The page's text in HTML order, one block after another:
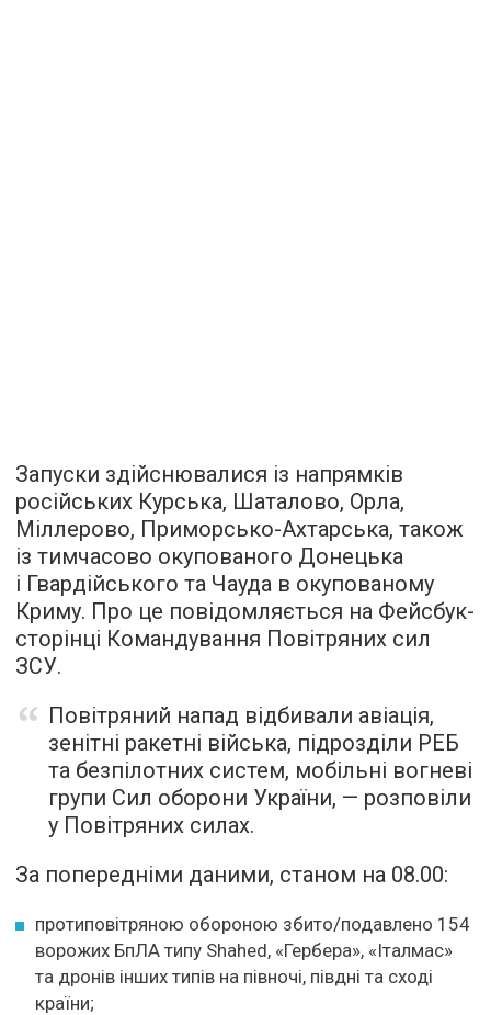
Запуски здійснювалися із напрямків
російських Курська, Шаталово, Орла,
Міллерово, Приморсько-Ахтарська, також
із тимчасово окупованого Донецька
і Гвардійського та Чауда в окупованому
Криму. Про це повідомляється на Фейсбук-
сторінці Командування Повітряних сил
ЗСУ.
Повітряний напад відбивали авіація,
зенітні ракетні війська, підрозділи РЕБ
та безпілотних систем, мобільні вогневі
групи Сил оборони України, — розповіли
у Повітряних силах.
За попередніми даними, станом на 08.00:
протиповітряною обороною збито/подавлено 154
ворожих БпЛА типу Shahed, «Гербера», «Італмас»
та дронів інших типів на півночі, півдні та сході
країни;